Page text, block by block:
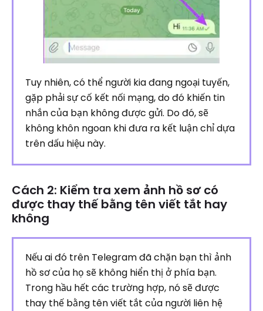
Tuy nhiên, có thể người kia đang ngoại tuyến,
gặp phải sự cố kết nối mạng, do đó khiến tin
nhắn của bạn không được gửi. Do đó, sẽ
không khôn ngoan khi đưa ra kết luận chỉ dựa
trên dấu hiệu này.
Cách 2: Kiểm tra xem ảnh hồ sơ có
được thay thế bằng tên viết tắt hay
không
Nếu ai đó trên Telegram đã chặn bạn thì ảnh
hồ sơ của họ sẽ không hiển thị ở phía bạn.
Trong hầu hết các trường hợp, nó sẽ được
thay thế bằng tên viết tắt của người liên hệ